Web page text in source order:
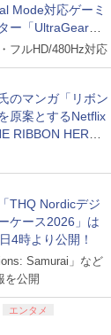
Mode対応ゲーミ
ー「UltraGear
B」がお買い得！
フルHD/480Hz対応
のマンガ「リボン
原案とするNetflix
RIBBON HERO
THQ Nordicデジ
ケース2026」は
4時より公開！
Samurai」など
を公開
エンタメ